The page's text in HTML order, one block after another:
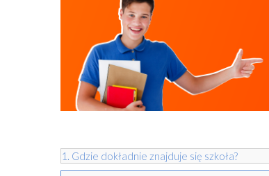
1. Gdzie dokładnie znajduje się szkoła?